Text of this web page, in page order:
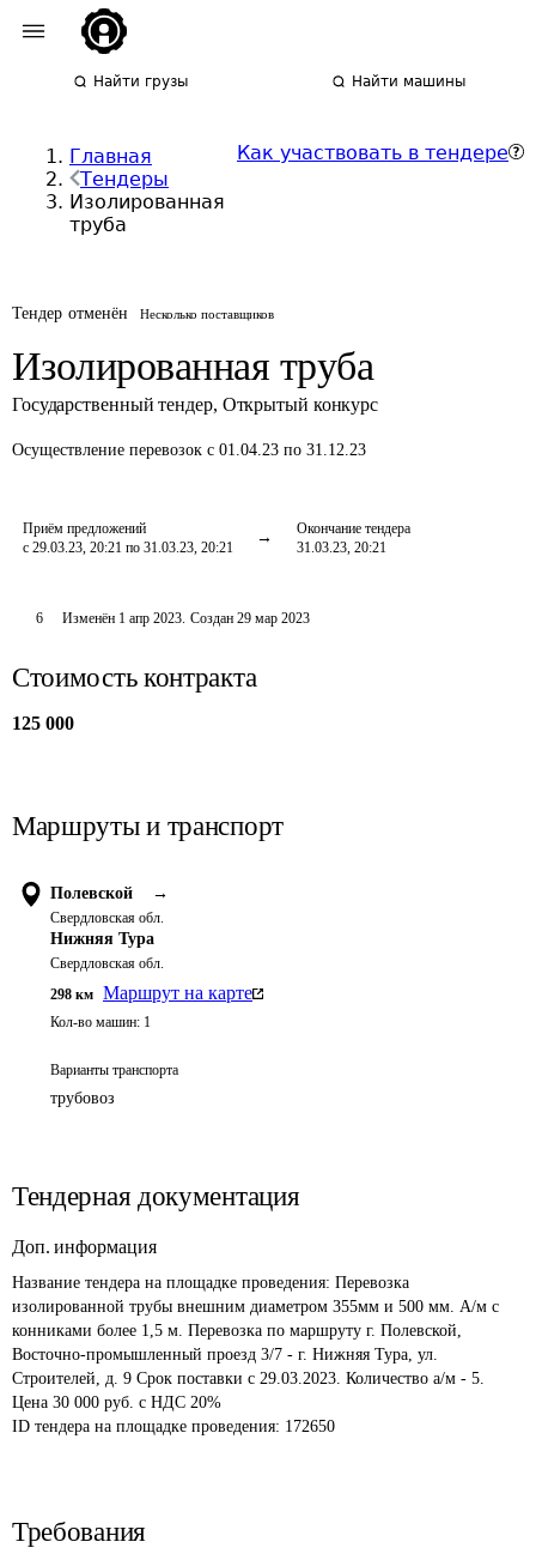
Найти грузы Найти машины
Главная
Тендеры
Изолированная
труба
Как участвовать в тендере
Тендер отменён Несколько поставщиков
Изолированная труба
Государственный тендер, Открытый конкурс
Осуществление перевозок с 01.04.23 по 31.12.23
Приём предложений
с 29.03.23, 20:21 по 31.03.23, 20:21
Окончание тендера
31.03.23, 20:21
6 Изменён 1 апр 2023. Создан 29 мар 2023
Стоимость контракта
125 000
Маршруты и транспорт
Полевской →
Свердловская обл.
Нижняя Тура
Свердловская обл.
298 км Маршрут на карте
Кол-во машин: 1
Варианты транспорта
трубовоз
Тендерная документация
Доп. информация
Название тендера на площадке проведения: Перевозка
изолированной трубы внешним диаметром 355мм и 500 мм. А/м с
конниками более 1,5 м. Перевозка по маршруту г. Полевской,
Восточно-промышленный проезд 3/7 - г. Нижняя Тура, ул.
Строителей, д. 9 Срок поставки с 29.03.2023. Количество а/м - 5.
Цена 30 000 руб. с НДС 20%
ID тендера на площадке проведения: 172650
Требования